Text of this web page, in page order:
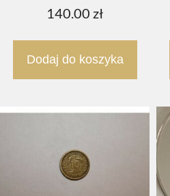
140.00 zł
Dodaj do koszyka